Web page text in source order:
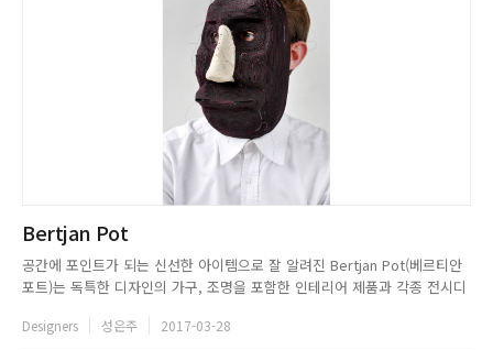
Bertjan Pot
공간에 포인트가 되는 신선한 아이템으로 잘 알려진 Bertjan Pot(베르티안
포트)는 독특한 디자인의 가구, 조명을 포함한 인테리어 제품과 각종 전시디
어떻게 보일지에 대한 궁금증에서 시작된 디자인은 그의 미적, 지적 호기심
Designers 성은주 2017-03-28